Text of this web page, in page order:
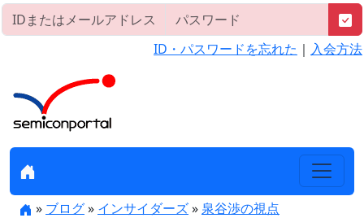
ID・パスワードを忘れた ｜ 入会方法
» ブログ» インサイダーズ» 泉谷渉の視点